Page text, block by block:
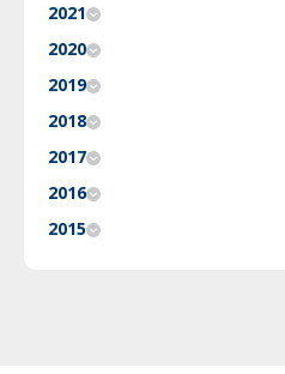
2021
2020
2019
2018
2017
2016
2015